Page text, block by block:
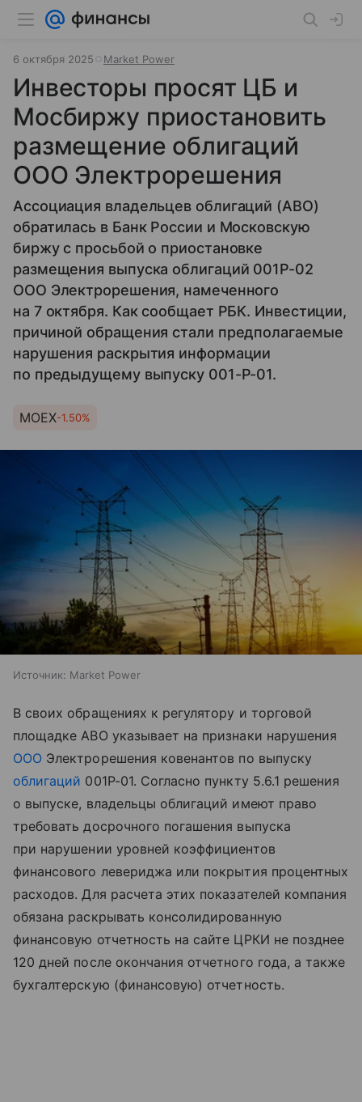
6 октября 2025 Market Power
Инвесторы просят ЦБ и
Мосбиржу приостановить
размещение облигаций
ООО Электрорешения
Ассоциация владельцев облигаций (АВО)
обратилась в Банк России и Московскую
биржу с просьбой о приостановке
размещения выпуска облигаций 001Р-02
ООО Электрорешения, намеченного
на 7 октября. Как сообщает РБК. Инвестиции,
причиной обращения стали предполагаемые
нарушения раскрытия информации
по предыдущему выпуску 001-Р-01.
MOEX-1.50%
Источник: Market Power
В своих обращениях к регулятору и торговой
площадке АВО указывает на признаки нарушения
ООО Электрорешения ковенантов по выпуску
облигаций 001Р-01. Согласно пункту 5.6.1 решения
о выпуске, владельцы облигаций имеют право
требовать досрочного погашения выпуска
при нарушении уровней коэффициентов
финансового левериджа или покрытия процентных
расходов. Для расчета этих показателей компания
обязана раскрывать консолидированную
финансовую отчетность на сайте ЦРКИ не позднее
120 дней после окончания отчетного года, а также
бухгалтерскую (финансовую) отчетность.